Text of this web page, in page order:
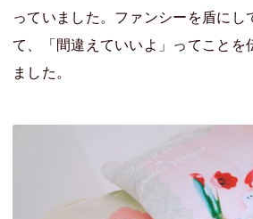
っていました。ファンシーを盾にし
て、「間違えていいよ」ってことを
ました。